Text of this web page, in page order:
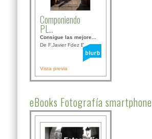
Componiendo
PL...
Consigue las mejore...
De F.Javier Fdez Bor...
Vista previa
eBooks Fotografía smartphone